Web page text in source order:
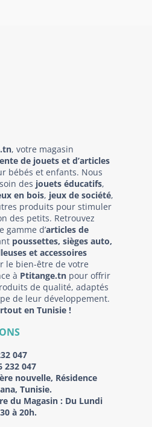
, votre magasin
de jouets et d’articles
bébés et enfants. Nous
des jouets éducatifs,
en bois, jeux de société,
produits pour stimuler
des petits. Retrouvez
gamme d’articles de
poussettes, sièges auto,
et accessoires
le bien-être de votre
à Ptitange.tn pour offrir
de qualité, adaptés
de leur développement.
en Tunisie !
047
232 047
nouvelle, Résidence
Tunisie.
du Magasin : Du Lundi
à 20h.